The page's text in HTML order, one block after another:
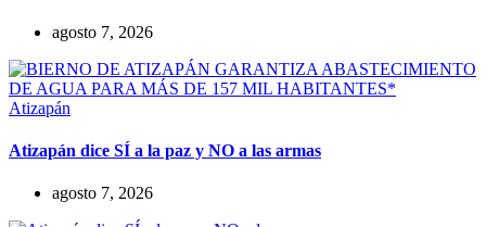
agosto 7, 2026
Atizapán
Atizapán dice SÍ a la paz y NO a las armas
agosto 7, 2026